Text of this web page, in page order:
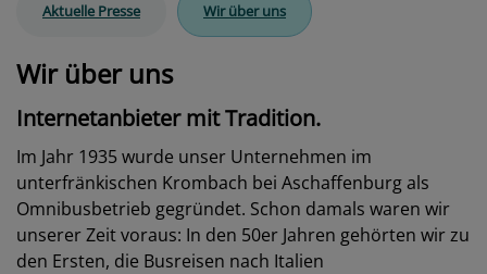
Aktuelle Presse Wir über uns
Wir über uns
Internetanbieter mit Tradition.
Im Jahr 1935 wurde unser Unternehmen im
unterfränkischen Krombach bei Aschaffenburg als
Omnibusbetrieb gegründet. Schon damals waren wir
unserer Zeit voraus: In den 50er Jahren gehörten wir zu
den Ersten, die Busreisen nach Italien